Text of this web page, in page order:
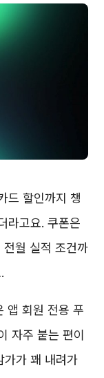
드 할인까지 챙
라고요. 쿠폰은
월 실적 조건까
앱 회원 전용 푸
자주 붙는 편이
가가 꽤 내려가